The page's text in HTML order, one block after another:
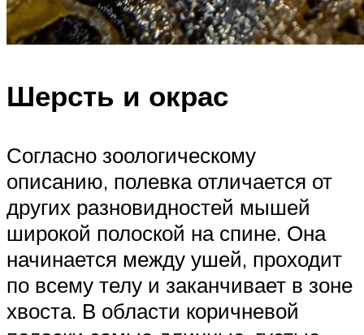
Шерсть и окрас
Согласно зоологическому
описанию, полевка отличается от
других разновидностей мышей
широкой полоской на спине. Она
начинается между ушей, проходит
по всему телу и заканчивает в зоне
хвоста. В области коричневой